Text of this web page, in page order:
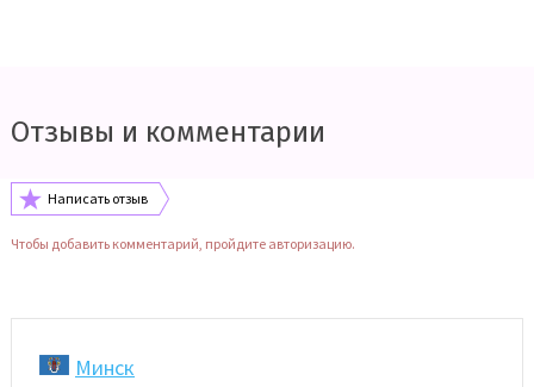
Отзывы и комментарии
Написать отзыв
Чтобы добавить комментарий, пройдите авторизацию.
Минск